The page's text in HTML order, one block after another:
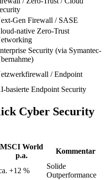
Gen Firewall / SASE
native Zero-Trust
Security (via Symantec-
/ Endpoint
basierte Endpoint Security
Cyber Security
MSCI World
p.a.
Kommentar
+12 %
Solide
Outperformance